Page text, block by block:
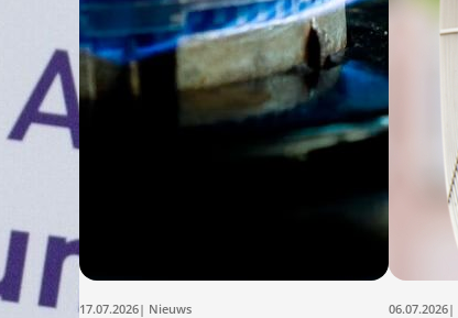
17.07.2026| Nieuws 06.07.2026|